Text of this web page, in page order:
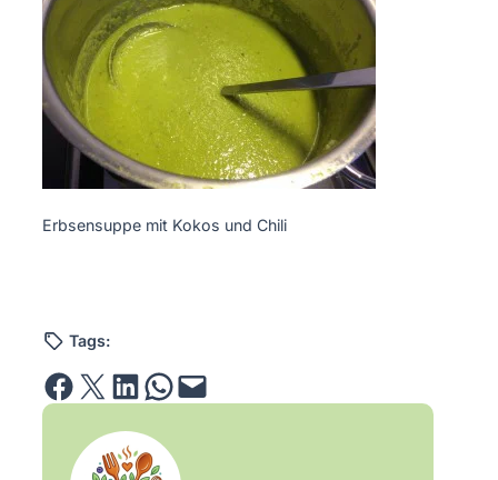
Erbsensuppe mit Kokos und Chili
Tags:
Share on Facebook Email this Page Share on LinkedIn Share on WhatsApp Email this Page